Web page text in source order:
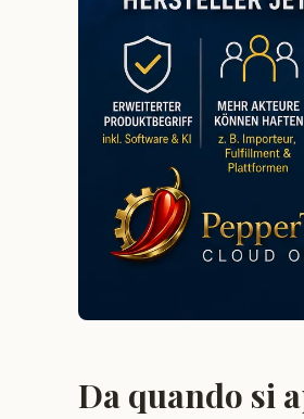
Da quando si